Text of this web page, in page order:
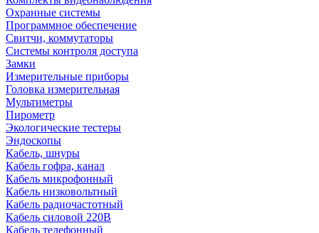
Охранные системы
Программное обеспечение
Свитчи, коммутаторы
Системы контроля доступа
Замки
Измерительные приборы
Головка измерительная
Мультиметры
Пирометр
Экологические тестеры
Эндоскопы
Кабель, шнуры
Кабель гофра, канал
Кабель микрофонный
Кабель низковольтный
Кабель радиочастотный
Кабель силовой 220В
Кабель телефонный